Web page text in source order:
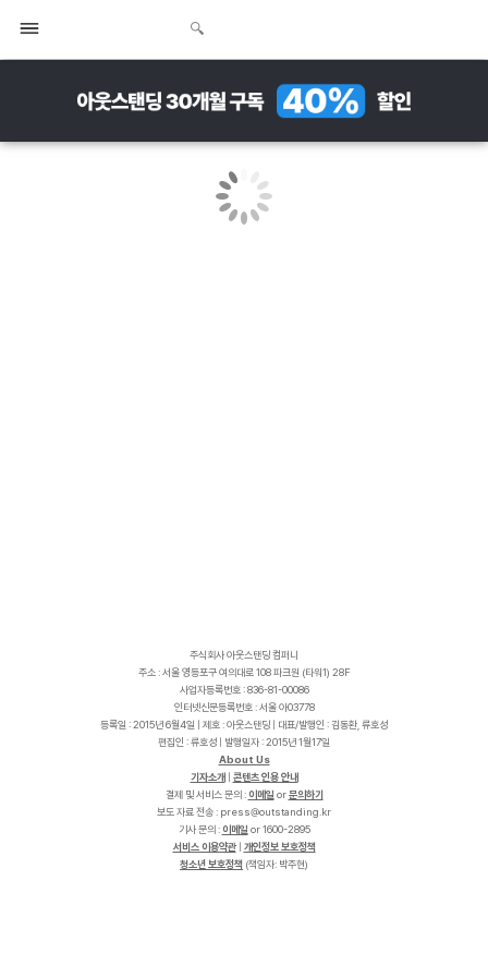
주식회사 아웃스탠딩 컴퍼니
주소 : 서울 영등포구 여의대로 108 파크원 (타워1) 28F
사업자등록번호 : 836-81-00086
인터넷신문등록번호 : 서울 아03778
등록일 : 2015년 6월4일 | 제호 : 아웃스탠딩 | 대표/발행인 : 김동환, 류호성
편집인 : 류호성 | 발행일자 : 2015년 1월17일
About Us
기자소개
콘텐츠 인용 안내
결제 및 서비스 문의 : 이메일 or문의하기
보도 자료 전송 :
r
k
.
g
n
i
d
n
a
t
s
t
u
o
@
s
s
e
r
p
기사 문의 : 이메일 or 1600-2895
서비스 이용약관| 개인정보 보호정책
청소년 보호정책 (책임자: 박주현)